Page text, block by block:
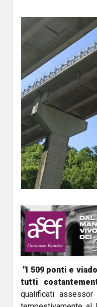
"I 509 ponti e
tutti
qualificati